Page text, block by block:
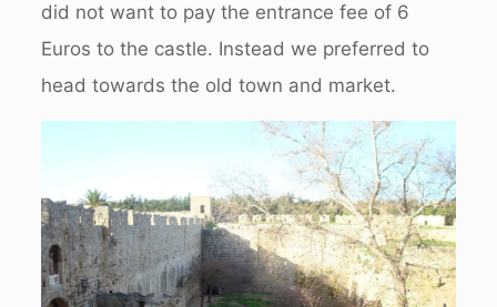
did not want to pay the entrance fee of 6
Euros to the castle. Instead we preferred to
head towards the old town and market.